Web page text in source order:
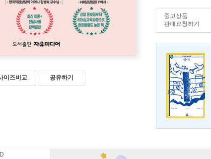
이즈비교 공유하기
중고상품
판매요청하기